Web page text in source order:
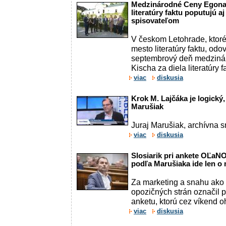
Medzinárodné Ceny
literatúry faktu poputujú
spisovateľom
V českom Letohrade,
mesto literatúry faktu,
septembrový deň
Kischa za diela literatúry
viac diskusia
Krok M. Lajčáka je
Marušiak
Juraj Marušiak, archívna
viac diskusia
Slosiarik pri ankete
podľa Marušiaka ide len o
Za marketing a snahu
opozičných strán označil
anketu, ktorú cez víkend
viac diskusia